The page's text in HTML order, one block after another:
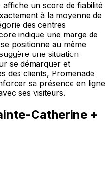
affiche un score de fiabilité
à la moyenne de
des centres
indique une marge de
positionne au même
une situation
se démarquer et
des clients, Promenade
sa présence en ligne
ses visiteurs.
Catherine +